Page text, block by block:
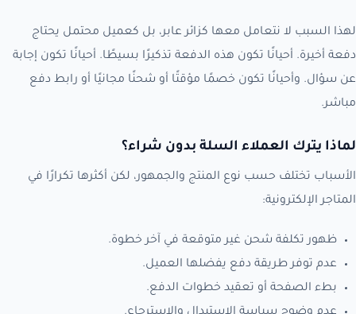
لهذا السبب لا نتعامل معها كزائر عابر، بل كعميل محتمل يحتاج
دفعة أخيرة. أحيانًا تكون هذه الدفعة تذكيرًا بسيطًا. أحيانًا تكون إجابة
عن سؤال. وأحيانًا تكون خصمًا مؤقتًا أو شحنًا مجانيًا أو رابط دفع
مباشر.
لماذا يترك العملاء السلة بدون شراء؟
الأسباب تختلف حسب نوع المنتج والجمهور، لكن أكثرها تكرارًا في
المتاجر الإلكترونية:
ظهور تكلفة شحن غير متوقعة في آخر خطوة.
عدم توفر طريقة دفع يفضلها العميل.
بطء الصفحة أو تعقيد خطوات الدفع.